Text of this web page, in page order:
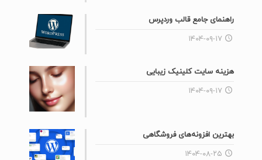
راهنمای جامع قالب وردپرس
۱۴۰۴-۰۹-۱۷
هزینه سایت کلینیک زیبایی
۱۴۰۴-۰۹-۱۷
بهترین افزونه‌های فروشگاهی
۱۴۰۴-۰۸-۲۵